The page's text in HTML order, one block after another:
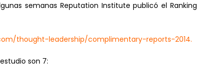
semanas Reputation Institute publicó el
thought-leadership/complimentary-reports-2014.
son 7: